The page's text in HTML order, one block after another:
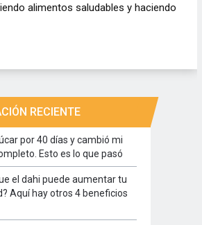
alimentos saludables y haciendo
RECIENTE
por 40 días y cambió mi
Esto es lo que pasó
el dahi puede aumentar tu
Aquí hay otros 4 beneficios